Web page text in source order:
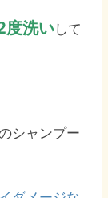
度洗いして
シャンプー